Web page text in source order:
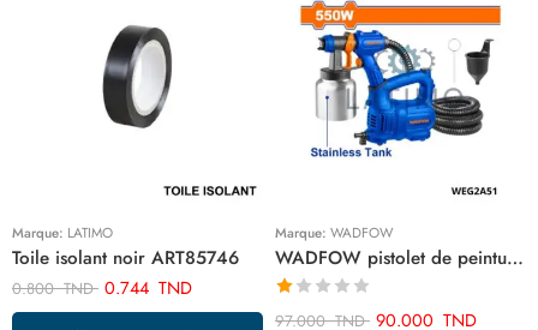
Marque: LATIMO
Toile isolant noir ART85746
0.800TND 0.744 TND
Marque: WADFOW
WADFOW pistolet de peinture tasse acier inoxydable 550w WEG2A51
Note
97.000TND 90.000 TND